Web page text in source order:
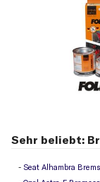
Sehr beliebt:
Seat Alhambra